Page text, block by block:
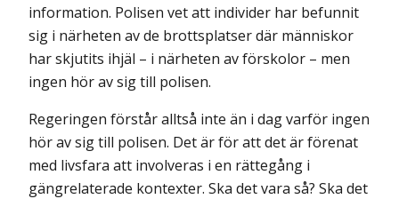
information. Polisen vet att individer har befunnit
sig i närheten av de brottsplatser där människor
har skjutits ihjäl – i närheten av förskolor – men
ingen hör av sig till polisen.
Regeringen förstår alltså inte än i dag varför ingen
hör av sig till polisen. Det är för att det är förenat
med livsfara att involveras i en rättegång i
gängrelaterade kontexter. Ska det vara så? Ska det